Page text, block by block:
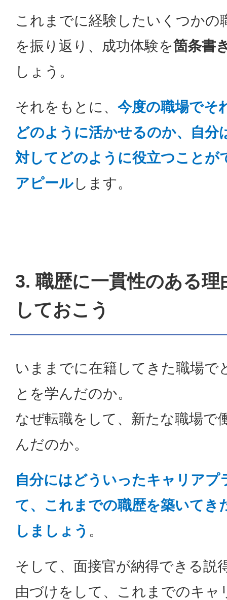
これまでに経験したいくつかの
を振り返り、成功体験を箇条書
しょう。
それをもとに、 今度の職場でそ
どのように活かせるのか、自分
対してどのように役立つことが
アピールします。
3. 職歴に一貫性のある理
しておこう
いままでに在籍してきた職場で
とを学んだのか。
なぜ転職をして、新たな職場で
んだのか。
自分にはどういったキャリアプ
て、これまでの職歴を築いてき
しましょう 。
そして、面接官が納得できる説
由づけをして、これまでのキャ